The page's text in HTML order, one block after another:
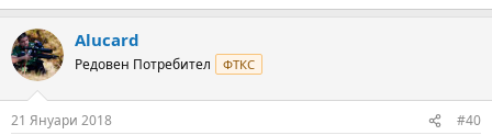
Alucard
Редовен Потребител ФТКС
21 Януари 2018 #40